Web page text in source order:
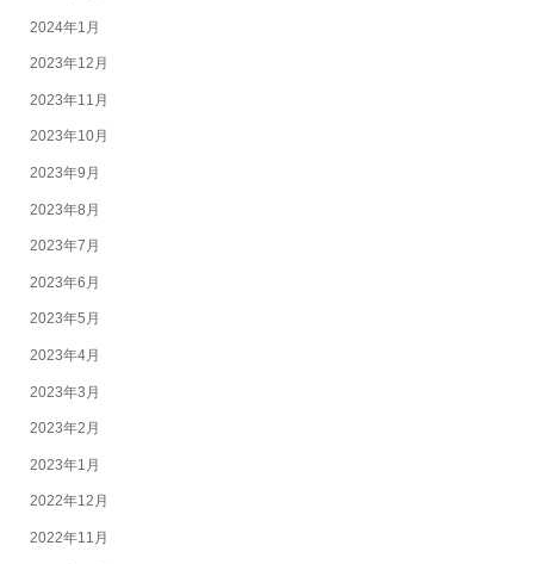
2024年1月
2023年12月
2023年11月
2023年10月
2023年9月
2023年8月
2023年7月
2023年6月
2023年5月
2023年4月
2023年3月
2023年2月
2023年1月
2022年12月
2022年11月